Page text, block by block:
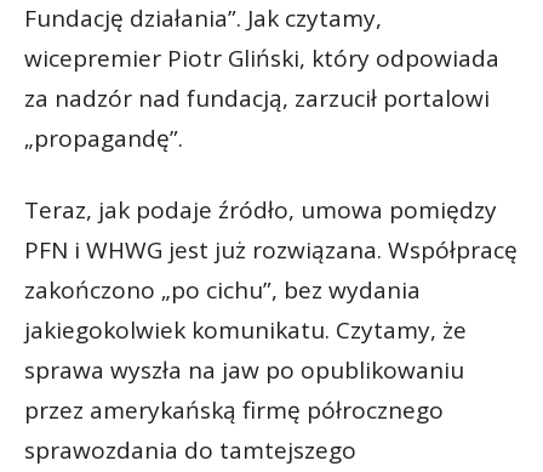
Fundację działania”. Jak czytamy,
wicepremier Piotr Gliński, który odpowiada
za nadzór nad fundacją, zarzucił portalowi
„propagandę”.
Teraz, jak podaje źródło, umowa pomiędzy
PFN i WHWG jest już rozwiązana. Współpracę
zakończono „po cichu”, bez wydania
jakiegokolwiek komunikatu. Czytamy, że
sprawa wyszła na jaw po opublikowaniu
przez amerykańską firmę półrocznego
sprawozdania do tamtejszego